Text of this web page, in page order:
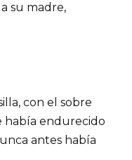
su madre,
con el sobre
había endurecido
antes había